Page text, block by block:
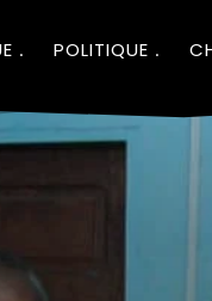
POLITIQUE